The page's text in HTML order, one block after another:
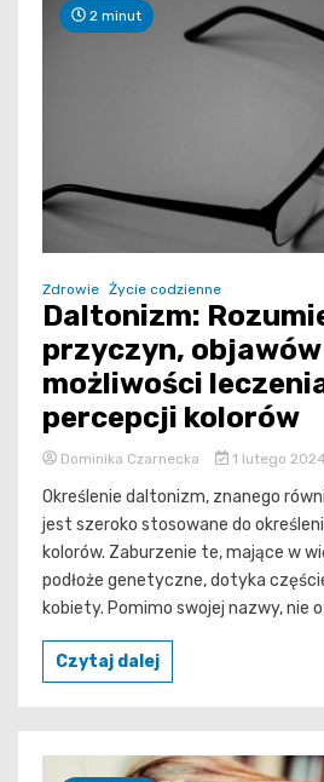
2 minut
Zdrowie Życie codzienne
Daltonizm:
przyczyn,
możliwości
percepcji kolorów
Dominika Czarnecka 1 lutego 2024
Określenie daltonizm, znanego
jest szeroko stosowane do
kolorów. Zaburzenie te, mające w
podłoże genetyczne, dotyka
kobiety. Pomimo swojej nazwy, nie
Czytaj dalej